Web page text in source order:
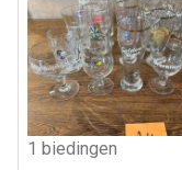
1 biedingen